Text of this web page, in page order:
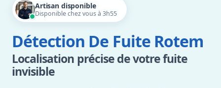
Artisan disponible
Disponible chez vous à 3h55
Détection De Fuite Rotem
Localisation précise de votre fuite
invisible